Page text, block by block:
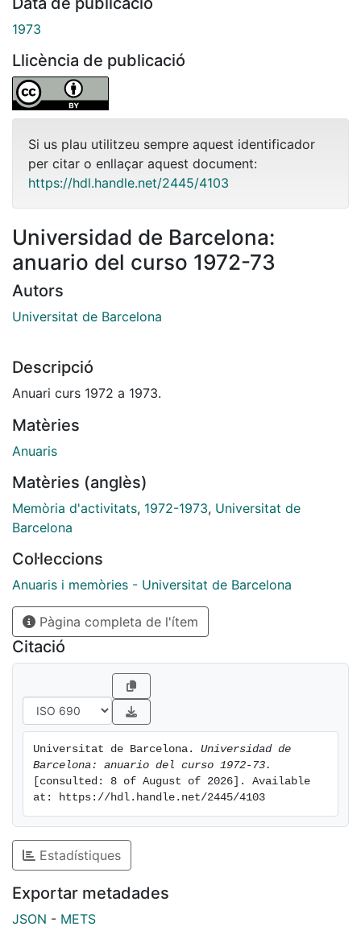
1973
Llicència de publicació
Si us plau utilitzeu sempre aquest identificador
per citar o enllaçar aquest document:
https://hdl.handle.net/2445/4103
Universidad de Barcelona:
anuario del curso 1972-73
Autors
Universitat de Barcelona
Descripció
Anuari curs 1972 a 1973.
Matèries
Anuaris
Matèries (anglès)
Memòria d'activitats, 1972-1973, Universitat de
Barcelona
Col·leccions
Anuaris i memòries - Universitat de Barcelona
Pàgina completa de l'ítem
Citació
Universitat de Barcelona. Universidad de
Barcelona: anuario del curso 1972-73.
[consulted: 8 of August of 2026]. Available
at: https://hdl.handle.net/2445/4103
Estadístiques
Exportar metadades
JSON - METS